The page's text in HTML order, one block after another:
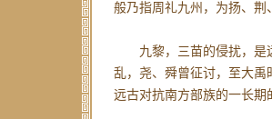
般乃指周礼九州，为扬、
九黎，三苗的侵扰，是远
乱，尧、舜曾征讨，至大
远古对抗南方部族的一长期